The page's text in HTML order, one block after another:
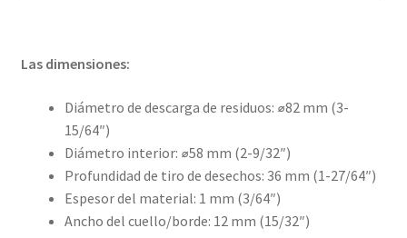
Las dimensiones:
Diámetro de descarga de residuos: ⌀82 mm (3-
15/64″)
Diámetro interior: ⌀58 mm (2-9/32″)
Profundidad de tiro de desechos: 36 mm (1-27/64″)
Espesor del material: 1 mm (3/64″)
Ancho del cuello/borde: 12 mm (15/32″)